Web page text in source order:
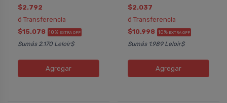
$2.792
ó Transferencia
$15.078 10% EXTRA OFF
Sumás 2.170 Leloir$
Agregar
$2.037
ó Transferencia
$10.998 10% EXTRA OFF
Sumás 1.989 Leloir$
Agregar